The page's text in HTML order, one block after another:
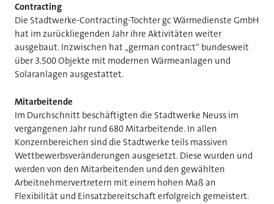
Contracting
Die Stadtwerke-Contracting-Tochter gc Wärmedienste GmbH
hat im zurückliegenden Jahr ihre Aktivitäten weiter
ausgebaut. Inzwischen hat „german contract“ bundesweit
über 3.500 Objekte mit modernen Wärmeanlagen und
Solaranlagen ausgestattet.
Mitarbeitende
Im Durchschnitt beschäftigten die Stadtwerke Neuss im
vergangenen Jahr rund 680 Mitarbeitende. In allen
Konzernbereichen sind die Stadtwerke teils massiven
Wettbewerbsveränderungen ausgesetzt. Diese wurden und
werden von den Mitarbeitenden und den gewählten
Arbeitnehmervertretern mit einem hohen Maß an
Flexibilität und Einsatzbereitschaft erfolgreich gemeistert.